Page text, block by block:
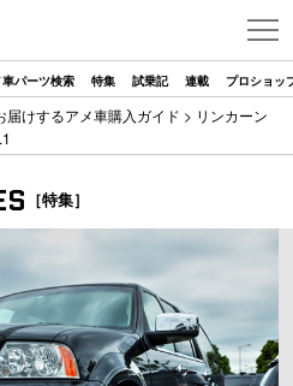
車パーツ検索 特集 試乗記 連載 プロショッ
届けするアメ車購入ガイド > リンカーン
［特集］